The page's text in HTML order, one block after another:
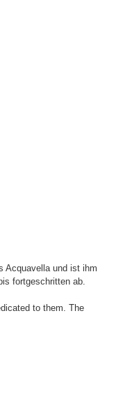
Acquavella und ist ihm
fortgeschritten ab.
to them. The